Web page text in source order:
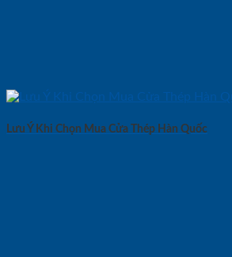
Lưu Ý Khi Chọn Mua Cửa Thép Hàn Quốc